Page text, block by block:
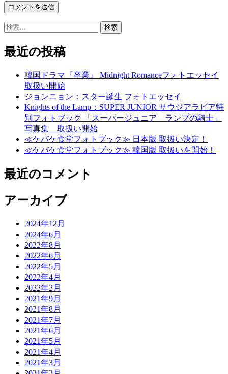
検
最近の投稿
韓国ドラマ『卒業』 Midnight Romanceフォトエッセイ
取扱い開始
ジョンニョン：スター誕生 フォトエッセイ
Knights of the Lamp：SUPER JUNIOR サウジアラビア特
別フォトブック 「スーパージュニア ランプの騎士」
写真集 取扱い開始
≪ケバケ食堂フォトブック≫ 日本版 取扱い決定！
≪ケバケ食堂フォトブック≫ 韓国版 取扱いを開始！
最近のコメント
アーカイブ
2024年12月
2024年6月
2022年8月
2022年6月
2022年5月
2022年4月
2022年2月
2021年9月
2021年8月
2021年7月
2021年6月
2021年5月
2021年4月
2021年3月